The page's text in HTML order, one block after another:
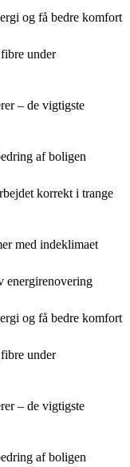
og få bedre komfort
under
– de vigtigste
af boligen
korrekt i trange
med indeklimaet
energirenovering
og få bedre komfort
under
– de vigtigste
af boligen